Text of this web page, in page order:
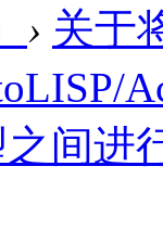
› 关于
间进